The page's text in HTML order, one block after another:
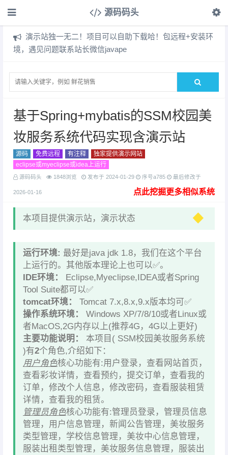
源码码头
演示站独一无二！项目可以自助下载哈！包远程+安装环
境，遇见问题联系站长微信javape
基于Spring+mybatis的SSM校园美
妆服务系统代码实现含演示站
源码 免费远程 有注释
独家提供演示网站
eclipse或myeclipse或idea上运行
源码码头 1848浏览 发布于 2024-01-29 序号a785 最后修改于
2026-01-16 点此挖掘更多相似系统
本项目提供演示站，演示状态
运行环境: 最好是java jdk 1.8，我们在这个平台
上运行的。其他版本理论上也可以✅。
IDE环境：
Eclipse,Myeclipse,IDEA或者Spring
Tool Suite都可以✅
tomcat环境：
Tomcat 7.x,8.x,9.x版本均可✅
操作系统环境：
Windows XP/7/8/10或者Linux或
者MacOS,2G内存以上(推荐4G，4G以上更好)
主要功能说明：
本项目( SSM校园美妆服务系统
)有2个角色,介绍如下：
用户角色核心功能有:用户登录，查看网站首页，
查看彩妆详情，查看预约，提交订单，查看我的
订单，修改个人信息，修改密码，查看服装租赁
详情，查看我的租赁。
管理员角色核心功能有:管理员登录，管理员信息
管理，用户信息管理，新闻公告管理，美妆服务
类型管理，学校信息管理，美妆中心信息管理，
服装出租类型管理，美妆服务信息管理，服装出